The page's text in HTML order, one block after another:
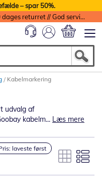
– spar 50%.
Billig fragt // Levering 1-2 dage // 60 dages returret // God service med garanti
Kabelmarkering
udvalg af
kabelm... Læs mere
laveste først